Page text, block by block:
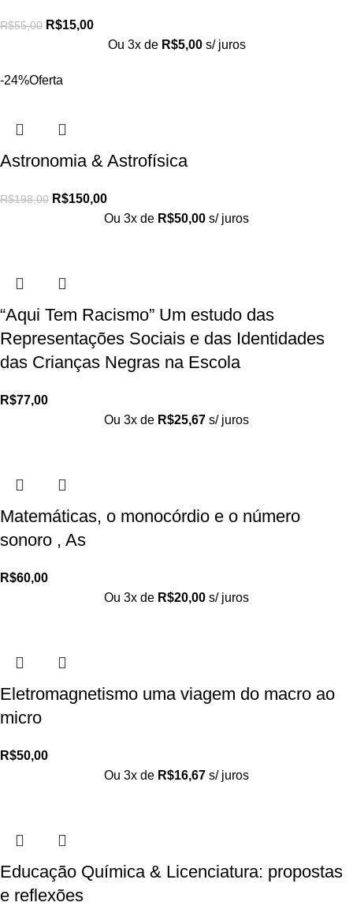
R$55,00 R$15,00
Ou 3x de R$5,00 s/ juros
-24%Oferta
Astronomia & Astrofísica
R$198,00 R$150,00
Ou 3x de R$50,00 s/ juros
“Aqui Tem Racismo” Um estudo das
Representações Sociais e das Identidades
das Crianças Negras na Escola
R$77,00
Ou 3x de R$25,67 s/ juros
Matemáticas, o monocórdio e o número
sonoro , As
R$60,00
Ou 3x de R$20,00 s/ juros
Eletromagnetismo uma viagem do macro ao
micro
R$50,00
Ou 3x de R$16,67 s/ juros
Educação Química & Licenciatura: propostas
e reflexões